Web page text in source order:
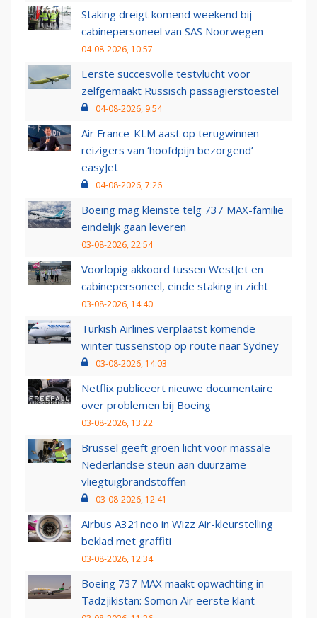
Staking dreigt komend weekend bij
cabinepersoneel van SAS Noorwegen
04-08-2026, 10:57
Eerste succesvolle testvlucht voor
zelfgemaakt Russisch passagierstoestel
04-08-2026, 9:54
Air France-KLM aast op terugwinnen
reizigers van ‘hoofdpijn bezorgend’
easyJet
04-08-2026, 7:26
Boeing mag kleinste telg 737 MAX-familie
eindelijk gaan leveren
03-08-2026, 22:54
Voorlopig akkoord tussen WestJet en
cabinepersoneel, einde staking in zicht
03-08-2026, 14:40
Turkish Airlines verplaatst komende
winter tussenstop op route naar Sydney
03-08-2026, 14:03
Netflix publiceert nieuwe documentaire
over problemen bij Boeing
03-08-2026, 13:22
Brussel geeft groen licht voor massale
Nederlandse steun aan duurzame
vliegtuigbrandstoffen
03-08-2026, 12:41
Airbus A321neo in Wizz Air-kleurstelling
beklad met graffiti
03-08-2026, 12:34
Boeing 737 MAX maakt opwachting in
Tadzjikistan: Somon Air eerste klant